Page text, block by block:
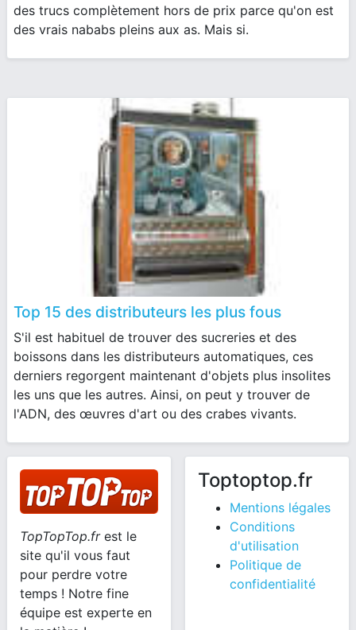
des trucs complètement hors de prix parce qu'on est
des vrais nababs pleins aux as. Mais si.
Top 15 des distributeurs les plus fous
S'il est habituel de trouver des sucreries et des
boissons dans les distributeurs automatiques, ces
derniers regorgent maintenant d'objets plus insolites
les uns que les autres. Ainsi, on peut y trouver de
l'ADN, des œuvres d'art ou des crabes vivants.
TopTopTop.frest le
site qu'il vous faut
pour perdre votre
temps ! Notre fine
équipe est experte en
Toptoptop.fr
Mentions légales
Conditions
d'utilisation
Politique de
confidentialité